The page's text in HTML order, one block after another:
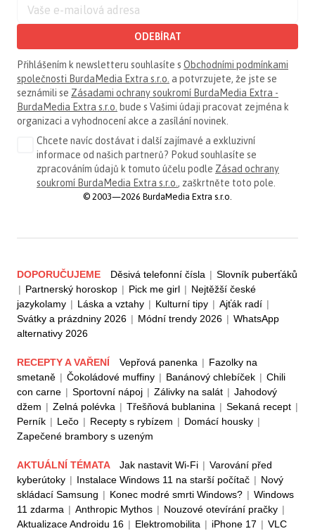
ODEBÍRAT
Přihlášením k newsletteru souhlasíte s Obchodními podmínkami
společnosti BurdaMedia Extra s.r.o. a potvrzujete, že jste se
seznámili se Zásadami ochrany soukromí BurdaMedia Extra -
BurdaMedia Extra s.r.o. bude s Vašimi údaji pracovat zejména k
organizaci a vyhodnocení akce a zasílání novinek.
Chcete navíc dostávat i další zajímavé a exkluzivní
informace od našich partnerů? Pokud souhlasíte se
zpracováním údajů k tomuto účelu podle Zásad ochrany
soukromí BurdaMedia Extra s.r.o. , zaškrtněte toto pole.
© 2003—2026 BurdaMedia Extra s.r.o.
DOPORUČUJEME Děsivá telefonní čísla | Slovník puberťáků
| Partnerský horoskop | Pick me girl | Nejtěžší české
jazykolamy | Láska a vztahy | Kulturní tipy | Ajťák radí |
Svátky a prázdniny 2026 | Módní trendy 2026 | WhatsApp
alternativy 2026
RECEPTY A VAŘENÍ Vepřová panenka | Fazolky na
smetaně | Čokoládové muffiny | Banánový chlebíček | Chili
con carne | Sportovní nápoj | Zálivky na salát | Jahodový
džem | Zelná polévka | Třešňová bublanina | Sekaná recept |
Perník | Lečo | Recepty s rybízem | Domácí housky |
Zapečené brambory s uzeným
AKTUÁLNÍ TÉMATA Jak nastavit Wi-Fi | Varování před
kyberútoky | Instalace Windows 11 na starší počítač | Nový
skládací Samsung | Konec modré smrti Windows? | Windows
11 zdarma | Anthropic Mythos | Nouzové otevírání pračky |
Aktualizace Androidu 16 | Elektromobilita | iPhone 17 | VLC